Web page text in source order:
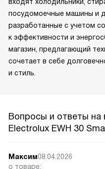
входят холодильники,
посудомоечные машины и
разработанные с учетом
к эффективности и
магазин, предлагающий
сочетает в себе
и стиль.
Вопросы и ответы на
Electrolux EWH 30
Максим08.04.2026
о товаре: